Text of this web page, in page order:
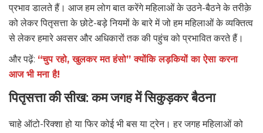
प्रभाव डालते हैं। आज हम लोग बात करेंगे महिलाओं के उठने-बैठने के तरीक़े
को लेकर पितृसत्ता के छोटे-बड़े नियमों के बारे में जो हम महिलाओं के व्यक्तित्व
से लेकर हमारे अवसर और अधिकारों तक की पहुंच को प्रभावित करते हैं।
और पढ़ें: “चुप रहो, खुलकर मत हंसो” क्योंकि लड़कियों का ऐसा करना
आज भी मना है!
पितृसत्ता की सीख: कम जगह में सिकुड़कर बैठना
चाहे ऑटो-रिक्शा हो या फिर कोई भी बस या ट्रेन। हर जगह महिलाओं को